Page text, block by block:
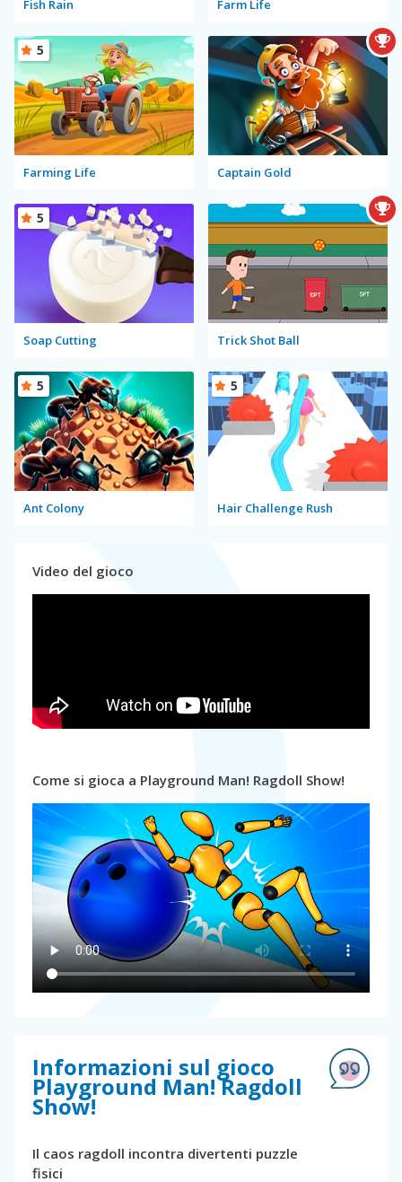
Fish Rain Farm Life
Farming Life
5
Captain Gold
Soap Cutting
5
Trick Shot Ball
Ant Colony
5
Hair Challenge Rush
5
Video del gioco
Come si gioca a Playground Man! Ragdoll Show!
Informazioni sul gioco
Playground Man! Ragdoll
Show!
Il caos ragdoll incontra divertenti puzzle
fisici